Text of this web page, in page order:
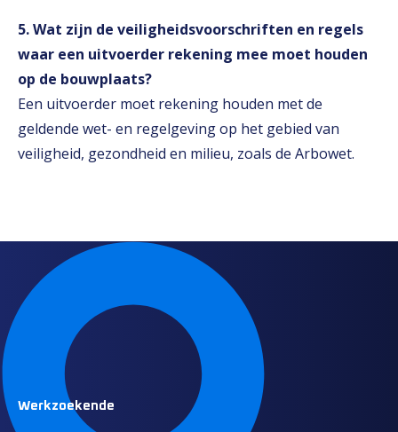
5. Wat zijn de veiligheidsvoorschriften en regels
waar een uitvoerder rekening mee moet houden
op de bouwplaats?
Een uitvoerder moet rekening houden met de
geldende wet- en regelgeving op het gebied van
veiligheid, gezondheid en milieu, zoals de Arbowet.
Werkzoekende